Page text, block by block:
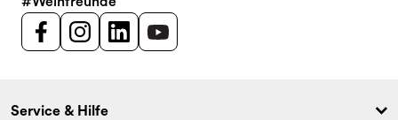
Service & Hilfe